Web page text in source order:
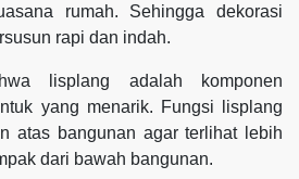
rumah. Sehingga dekorasi
rapi dan indah.
lisplang adalah komponen
yang menarik. Fungsi lisplang
atas bangunan agar terlihat lebih
dari bawah bangunan.